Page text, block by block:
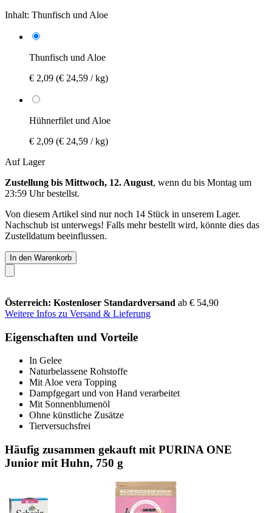
Inhalt: Thunfisch und Aloe
Thunfisch und Aloe
€ 2,09 (€ 24,59 / kg)
Hühnerfilet und Aloe
€ 2,09 (€ 24,59 / kg)
Auf Lager
Zustellung bis Mittwoch, 12. August, wenn du bis Montag um
23:59 Uhrbestellst.
Von diesem Artikel sind nur noch 14 Stück in unserem Lager.
Nachschub ist unterwegs! Falls mehr bestellt wird, könnte dies das
Zustelldatum beeinflussen.
In den Warenkorb
Österreich: Kostenloser Standardversand ab € 54,90
Weitere Infos zu Versand & Lieferung
Eigenschaften und Vorteile
In Gelee
Naturbelassene Rohstoffe
Mit Aloe vera Topping
Dampfgegart und von Hand verarbeitet
Mit Sonnenblumenöl
Ohne künstliche Zusätze
Tierversuchsfrei
Häufig zusammen gekauft mit PURINA ONE
Junior mit Huhn, 750 g